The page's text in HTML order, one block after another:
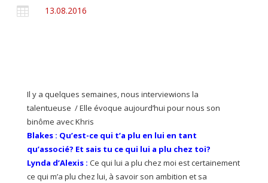
 13.08.2016
Il y a quelques semaines, nous interviewions la
talentueuse / Elle évoque aujourd’hui pour nous son
binôme avec Khris
Blakes : Qu’est-ce qui t’a plu en lui en tant
qu’associé? Et sais tu ce qui lui a plu chez toi?
Lynda d’Alexis : Ce qui lui a plu chez moi est certainement
ce qui m’a plu chez lui, à savoir son ambition et sa